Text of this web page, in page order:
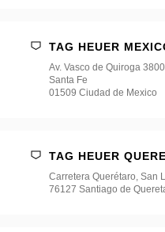
TAG HEUER
Av. Vasco de Quiroga
Santa Fe
01509 Ciudad de Mexico
TAG HEUER
Carretera Querétaro, San
76127 Santiago de